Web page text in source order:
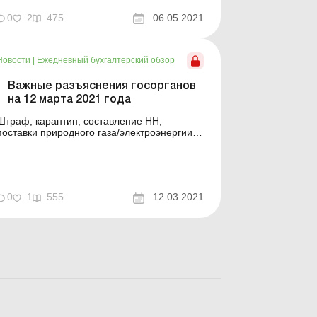
0
2 475 06.05.2021
Ежедневный бухгалтерский обзор
Важные разъяснения госорганов
на 12 марта 2021 года
карантин, составление НН,
природного газа/электроэнергии,
№ Реквизиты ...
0 1 555 12.03.2021